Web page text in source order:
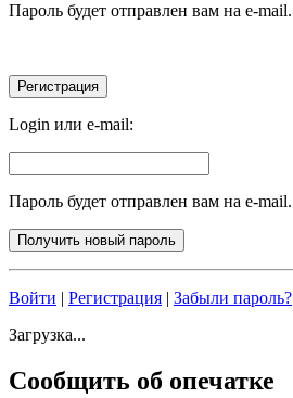
Пароль будет отправлен вам на e-mail.
Login или e-mail:
Пароль будет отправлен вам на e-mail.
Войти | Регистрация | Забыли пароль?
Загрузка...
Сообщить об опечатке